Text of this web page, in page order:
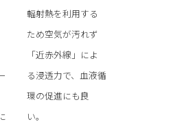
輻射熱を利用する
ため空気が汚れず
「近赤外線」によ
る浸透力で、血液循
環の促進にも良
い。